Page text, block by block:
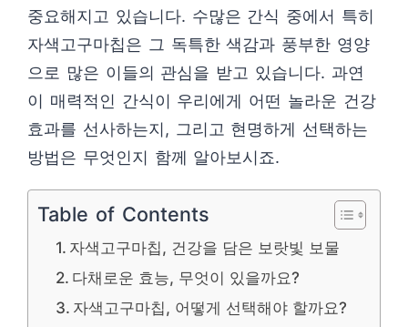
중요해지고 있습니다. 수많은 간식 중에서 특히
자색고구마칩은 그 독특한 색감과 풍부한 영양
으로 많은 이들의 관심을 받고 있습니다. 과연
이 매력적인 간식이 우리에게 어떤 놀라운 건강
효과를 선사하는지, 그리고 현명하게 선택하는
방법은 무엇인지 함께 알아보시죠.
Table of Contents
자색고구마칩, 건강을 담은 보랏빛 보물
다채로운 효능, 무엇이 있을까요?
자색고구마칩, 어떻게 선택해야 할까요?